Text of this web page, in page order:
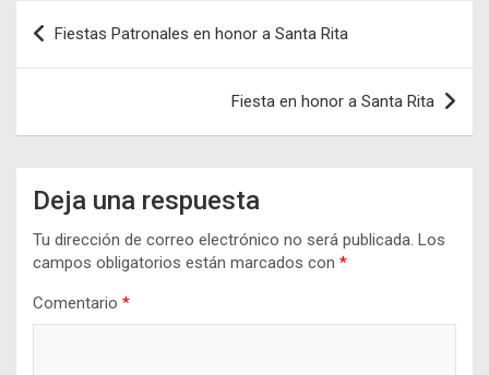
Navegación
de
Fiestas Patronales en honor a Santa Rita
Fiesta en honor a Santa Rita
Deja una respuesta
Tu dirección de correo electrónico no será publicada. Los
campos obligatorios están marcados con *
Comentario *